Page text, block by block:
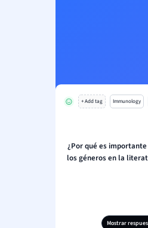
+ Add tag Immunology
¿Por qué es
los géneros en la
Mostrar